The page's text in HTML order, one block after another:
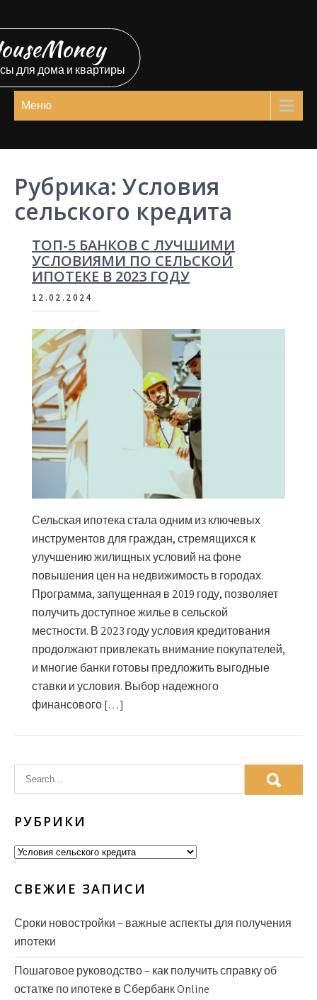
к
содержимому
для дома и квартиры
Меню
Рубрика: Условия
сельского кредита
ТОП-5 БАНКОВ С ЛУЧШИМИ
УСЛОВИЯМИ ПО СЕЛЬСКОЙ
ИПОТЕКЕ В 2023 ГОДУ
12.02.2024
Сельская ипотека стала одним из ключевых
инструментов для граждан, стремящихся к
улучшению жилищных условий на фоне
повышения цен на недвижимость в городах.
Программа, запущенная в 2019 году, позволяет
получить доступное жилье в сельской
местности. В 2023 году условия кредитования
продолжают привлекать внимание покупателей,
и многие банки готовы предложить выгодные
ставки и условия. Выбор надежного
финансового […]
РУБРИКИ
Рубрики
СВЕЖИЕ ЗАПИСИ
Сроки новостройки – важные аспекты для получения
ипотеки
Пошаговое руководство – как получить справку об
остатке по ипотеке в Сбербанк Online